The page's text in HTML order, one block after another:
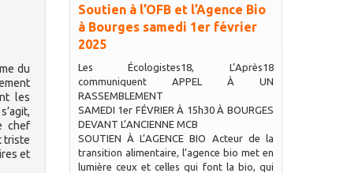
du
les
chef
triste
et
Soutien à l’OFB et l’Agence Bio
à Bourges samedi 1er février
2025
Les Écologistes18, L’Après18
communiquent APPEL À UN
RASSEMBLEMENT
SAMEDI 1er FÉVRIER À 15h30 À BOURGES
DEVANT L’ANCIENNE MCB
SOUTIEN À L’AGENCE BIO Acteur de la
transition alimentaire, l’agence bio met en
lumière ceux et celles qui font la bio, qui